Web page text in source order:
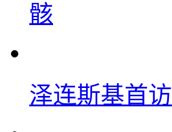
骸
泽连斯基首